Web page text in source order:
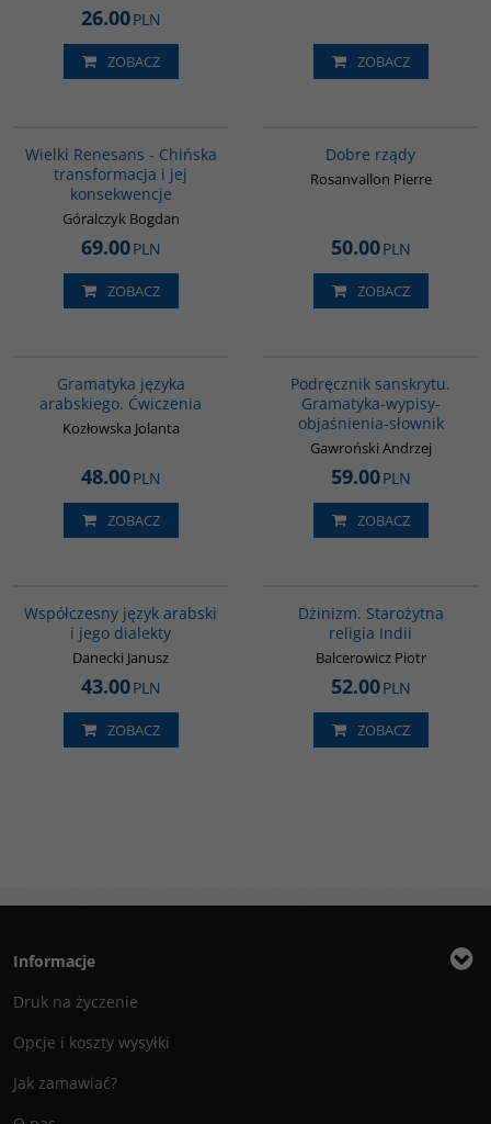
26.00PLN
ZOBACZ ZOBACZ
Wielki Renesans - Chińska
transformacja i jej
konsekwencje
Góralczyk Bogdan
69.00PLN
ZOBACZ
Dobre rządy
Rosanvallon Pierre
50.00PLN
ZOBACZ
Gramatyka języka
arabskiego. Ćwiczenia
Kozłowska Jolanta
48.00PLN
ZOBACZ
Podręcznik sanskrytu.
Gramatyka-wypisy-
objaśnienia-słownik
Gawroński Andrzej
59.00PLN
ZOBACZ
Współczesny język arabski
i jego dialekty
Danecki Janusz
43.00PLN
ZOBACZ
Dżinizm. Starożytna
religia Indii
Balcerowicz Piotr
52.00PLN
ZOBACZ
Informacje
Druk na życzenie
Opcje i koszty wysyłki
Jak zamawiać?